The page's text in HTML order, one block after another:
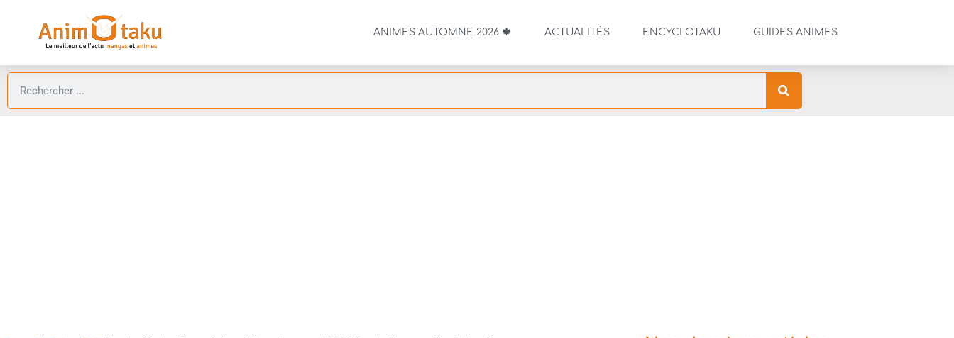
ANIMES AUTOMNE 2026 🍁 ACTUALITÉS ENCYCLOTAKU GUIDES ANIMES